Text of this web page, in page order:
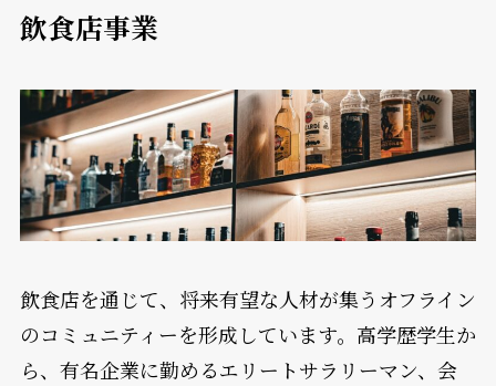
飲食店事業
飲食店を通じて、将来有望な人材が集うオフライン
のコミュニティーを形成しています。高学歴学生か
ら、有名企業に勤めるエリートサラリーマン、会